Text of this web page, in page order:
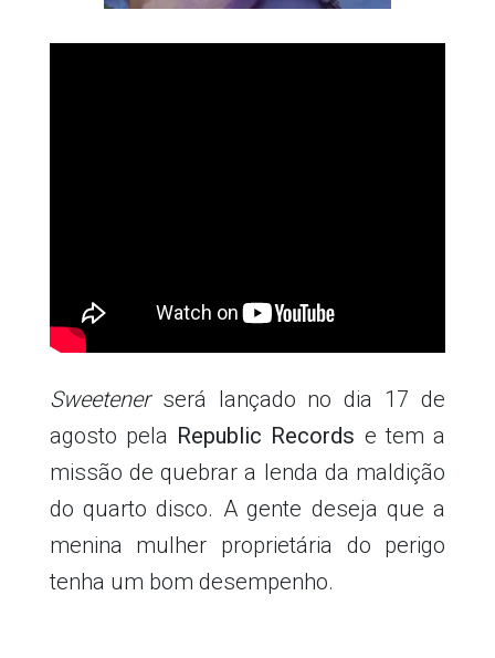
Sweetenerserá lançado no dia 17 de
agosto pela Republic Records e tem a
missão de quebrar a lenda da maldição
do quarto disco. A gente deseja que a
menina mulher proprietária do perigo
tenha um bom desempenho.